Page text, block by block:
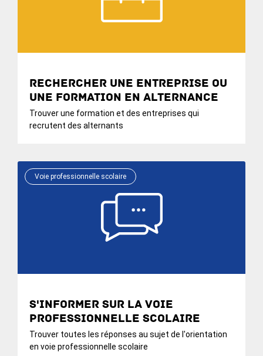
Rechercher une entreprise ou
une formation en alternance
Trouver une formation et des entreprises qui
recrutent des alternants
Voie professionnelle scolaire
S'informer sur la voie
professionnelle scolaire
Trouver toutes les réponses au sujet de l'orientation
en voie professionnelle scolaire